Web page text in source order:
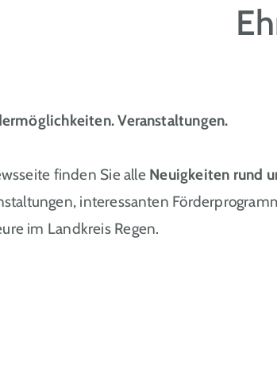
Veranstaltungen.
finden Sie alle Neuigkeiten rund
interessanten
im Landkreis Regen.